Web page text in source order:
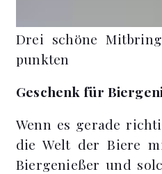
Drei schöne
punkten
Geschenk für
Wenn es gerade
die Welt der Biere
Biergenießer und